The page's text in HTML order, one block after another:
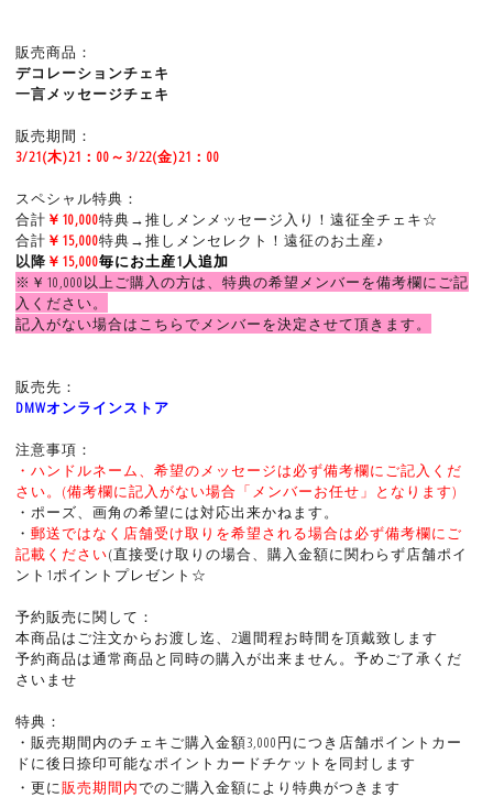
販売商品：
デコレーションチェキ
一言メッセージチェキ
販売期間：
3/21(木)21：00～3/22(金)21：00
スペシャル特典：
合計 ￥ 10,000特典→推しメンメッセージ入り！遠征全チェキ☆
合計 ￥15,000特典→推しメンセレクト！遠征のお土産♪
以降 ￥15,000毎にお土産1人追加
※￥10,000以上ご購入の方は、特典の希望メンバーを備考欄にご記
入ください。
記入がない場合はこちらでメンバーを決定させて頂きます。
販売先：
DMWオンラインストア
注意事項：
・ハンドルネーム、希望のメッセージは必ず備考欄にご記入くだ
さい。(備考欄に記入がない場合「メンバーお任せ」となります)
・ポーズ、画角の希望には対応出来かねます。
・郵送ではなく店舗受け取りを希望される場合は必ず備考欄にご
記載ください(直接受け取りの場合、購入金額に関わらず店舗ポイ
ント1ポイントプレゼント☆
予約販売に関して：
本商品はご注文からお渡し迄、2週間程お時間を頂戴致します
予約商品は通常商品と同時の購入が出来ません。予めご了承くだ
さいませ
特典：
・販売期間内のチェキご購入金額3,000円につき店舗ポイントカー
ドに後日捺印可能なポイントカードチケットを同封します
・更に販売期間内でのご購入金額により特典がつきます